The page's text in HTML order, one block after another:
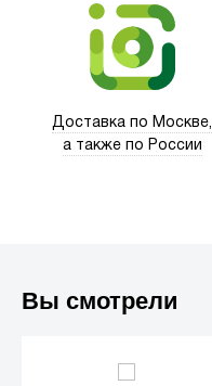
Доставка по Москве,
а также по России
Вы смотрели